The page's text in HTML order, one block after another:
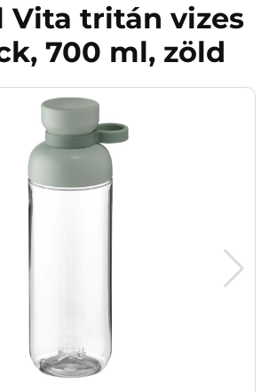
Vita tritán vizes
700 ml, zöld